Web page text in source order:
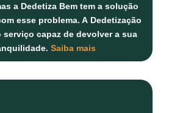
a Dedetiza Bem tem a solução
esse problema. A Dedetização
serviço capaz de devolver a sua
Saiba mais